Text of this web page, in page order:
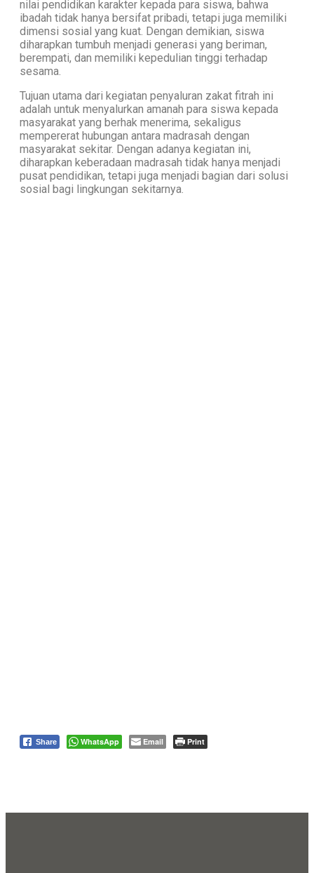
nilai pendidikan karakter kepada para siswa, bahwa
ibadah tidak hanya bersifat pribadi, tetapi juga memiliki
dimensi sosial yang kuat. Dengan demikian, siswa
diharapkan tumbuh menjadi generasi yang beriman,
berempati, dan memiliki kepedulian tinggi terhadap
sesama.
Tujuan utama dari kegiatan penyaluran zakat fitrah ini
adalah untuk menyalurkan amanah para siswa kepada
masyarakat yang berhak menerima, sekaligus
mempererat hubungan antara madrasah dengan
masyarakat sekitar. Dengan adanya kegiatan ini,
diharapkan keberadaan madrasah tidak hanya menjadi
pusat pendidikan, tetapi juga menjadi bagian dari solusi
sosial bagi lingkungan sekitarnya.
Share WhatsApp Email Print